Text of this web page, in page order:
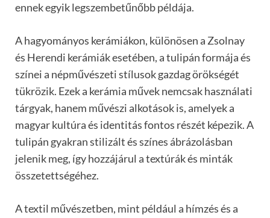
ennek egyik legszembetűnőbb példája.
A hagyományos kerámiákon, különösen a Zsolnay
és Herendi kerámiák esetében, a tulipán formája és
színei a népművészeti stílusok gazdag örökségét
tükrözik. Ezek a kerámia művek nemcsak használati
tárgyak, hanem művészi alkotások is, amelyek a
magyar kultúra és identitás fontos részét képezik. A
tulipán gyakran stilizált és színes ábrázolásban
jelenik meg, így hozzájárul a textúrák és minták
összetettségéhez.
A textil művészetben, mint például a hímzés és a